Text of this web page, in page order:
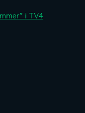
i TV4